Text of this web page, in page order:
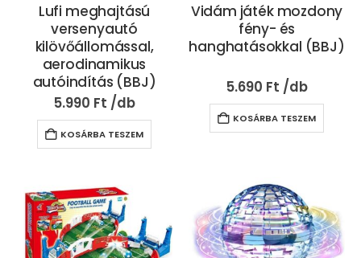
Lufi meghajtású
versenyautó
kilövőállomással,
aerodinamikus
autóindítás (BBJ)
5.990 Ft
KOSÁRBA TESZEM
Vidám játék mozdony
fény- és
hanghatásokkal (BBJ)
5.690 Ft
KOSÁRBA TESZEM